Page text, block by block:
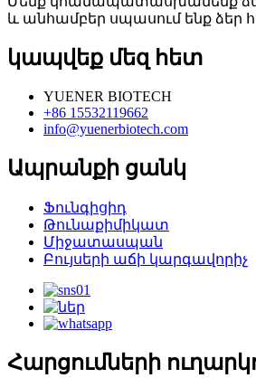
և անհամբեր սպասում ենք ձեր
կապվեք մեզ հետ
YUENER BIOTECH
+86 15532119662
info@yuenerbiotech.com
Ապրանքի ցանկ
Ֆունգիցիդ
Թունաքիմիկատ
Միջատասպան
Բույսերի աճի կարգավորիչ
Հարցումների